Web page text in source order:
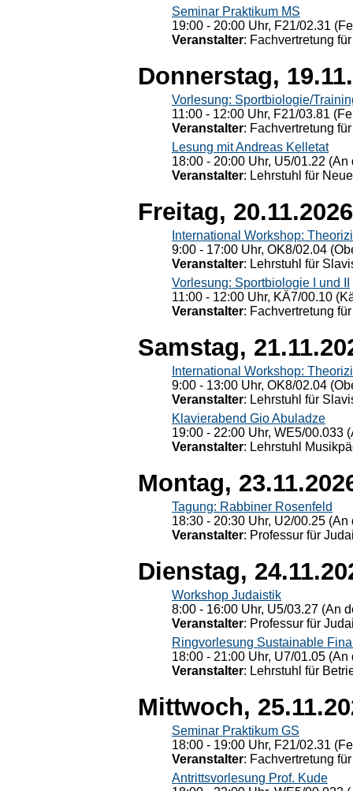
Seminar Praktikum MS
19:00 - 20:00 Uhr, F21/02.31
Veranstalter: Fachvertretung
Donnerstag,
Vorlesung: Sportbiologie/
11:00 - 12:00 Uhr, F21/03.81
Veranstalter: Fachvertretung
Lesung mit Andreas Kelletat
18:00 - 20:00 Uhr, U5/01.22
Veranstalter: Lehrstuhl für
Freitag, 20.11.2026
International Workshop:
9:00 - 17:00 Uhr, OK8/02.04
Veranstalter: Lehrstuhl für
Vorlesung: Sportbiologie I und II
11:00 - 12:00 Uhr, KÄ7/00.10
Veranstalter: Fachvertretung
Samstag,
International Workshop:
9:00 - 13:00 Uhr, OK8/02.04
Veranstalter: Lehrstuhl für
Klavierabend Gio Abuladze
19:00 - 22:00 Uhr, WE5/00.033
Veranstalter: Lehrstuhl
Montag,
Tagung: Rabbiner Rosenfeld
18:30 - 20:30 Uhr, U2/00.25
Veranstalter: Professur für
Dienstag,
Workshop Judaistik
8:00 - 16:00 Uhr, U5/03.27 (An
Veranstalter: Professur für
Ringvorlesung Sustainable
18:00 - 21:00 Uhr, U7/01.05
Veranstalter: Lehrstuhl für
Mittwoch,
Seminar Praktikum GS
18:00 - 19:00 Uhr, F21/02.31
Veranstalter: Fachvertretung
Antrittsvorlesung Prof. Kude